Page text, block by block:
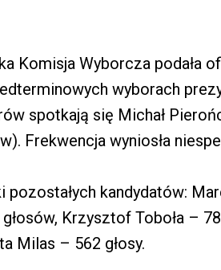
Komisja Wyborcza podała
wyborach
spotkają się Michał
Frekwencja wyniosła
pozostałych kandydatów:
Krzysztof Toboła –
Milas – 562 głosy.